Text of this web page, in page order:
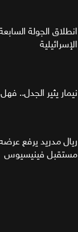
انطلاق الجولة
الإسرائيلية
نيمار يثير الجدل..
ريال مدريد يرفع
مستقبل فينيسيوس